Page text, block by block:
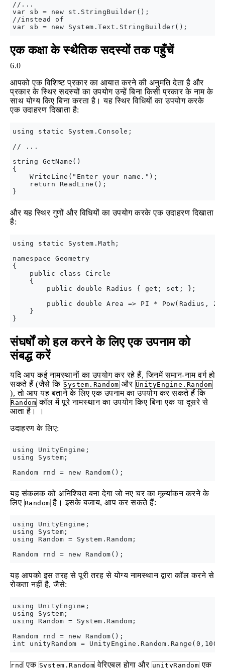
//...
var sb = new st.StringBuilder();
//instead of
एक कक्षा के स्थैतिक सदस्यों तक पहुँचें
6.0
आपको एक विशिष्ट प्रकार का आयात करने की अनुमति देता है और
प्रकार के स्थिर सदस्यों का उपयोग उन्हें बिना किसी प्रकार के नाम के
साथ योग्य किए बिना करता है। यह स्थिर विधियों का उपयोग करके
एक उदाहरण दिखाता है:
using static System.Console;
// ...
string GetName()
{
    WriteLine("Enter your name.");
    return ReadLine();
और यह स्थिर गुणों और विधियों का उपयोग करके एक उदाहरण दिखाता
है:
using static System.Math;
namespace Geometry
{
    public class Circle
    {
        public double Radius { get; set; };
public double Area => PI * Pow(Radius,
    }
संघर्षों को हल करने के लिए एक उपनाम को
संबद्ध करें
यदि आप कई नामस्थानों का उपयोग कर रहे हैं, जिनमें समान-नाम वर्ग हो
सकते हैं (जैसे कि System.Random और UnityEngine.Random
), तो आप यह बताने के लिए एक उपनाम का उपयोग कर सकते हैं कि
Random कॉल में पूरे नामस्थान का उपयोग किए बिना एक या दूसरे से
आता है। ।
उदाहरण के लिए:
using UnityEngine;
using System;
यह संकलक को अनिश्चित बना देगा जो नए चर का मूल्यांकन करने के
लिए Random है। इसके बजाय, आप कर सकते हैं:
using UnityEngine;
using System;
using Random = System.Random;
यह आपको इस तरह से पूरी तरह से योग्य नामस्थान द्वारा कॉल करने से
रोकता नहीं है, जैसे:
using UnityEngine;
using System;
using Random = System.Random;
Random rnd = new Random();
rnd एक System.Random वेरिएबल होगा और unityRandom एक